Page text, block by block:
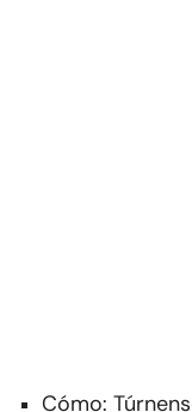
Cómo: